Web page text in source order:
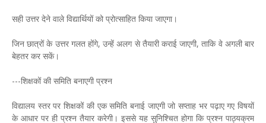
सही उत्तर देने वाले विद्यार्थियों को प्रोत्साहित किया जाएगा।
जिन छात्रों के उत्तर गलत होंगे, उन्हें अलग से तैयारी कराई जाएगी, ताकि वे अगली बार
बेहतर कर सकें।
---शिक्षकों की समिति बनाएगी प्रश्न
विद्यालय स्तर पर शिक्षकों की एक समिति बनाई जाएगी जो सप्ताह भर पढ़ाए गए विषयों
के आधार पर ही प्रश्न तैयार करेगी। इससे यह सुनिश्चित होगा कि प्रश्न पाठ्यक्रम